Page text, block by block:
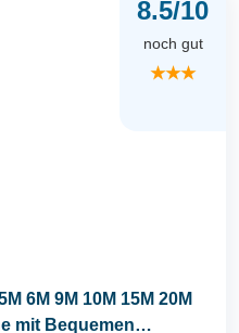
8.5/10
noch gut
★★★
6M 9M 10M 15M 20M
mit Bequemen